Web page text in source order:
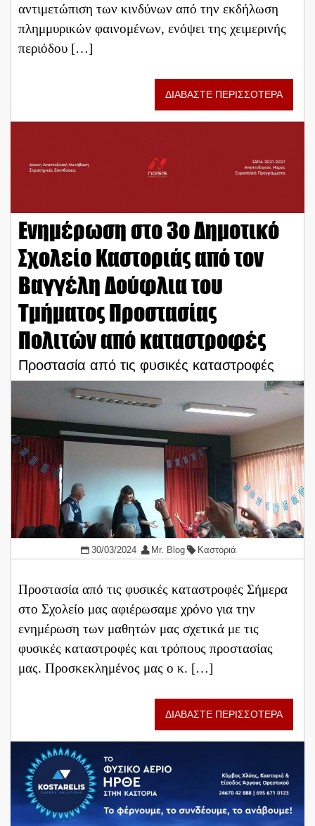
αντιμετώπιση των κινδύνων από την εκδήλωση
πλημμυρικών φαινομένων, ενόψει της χειμερινής
περιόδου […]
ΔΙΑΒΑΣΤΕ ΠΕΡΙΣΣΟΤΕΡΑ
Ενημέρωση στο 3ο Δημοτικό
Σχολείο Καστοριάς από τον
Βαγγέλη Δούφλια του
Τμήματος Προστασίας
Πολιτών από καταστροφές
Προστασία από τις φυσικές καταστροφές
30/03/2024 Mr. Blog Καστοριά
Προστασία από τις φυσικές καταστροφές Σήμερα
στο Σχολείο μας αφιέρωσαμε χρόνο για την
ενημέρωση των μαθητών μας σχετικά με τις
φυσικές καταστροφές και τρόπους προστασίας
μας. Προσκεκλημένος μας ο κ. […]
ΔΙΑΒΑΣΤΕ ΠΕΡΙΣΣΟΤΕΡΑ